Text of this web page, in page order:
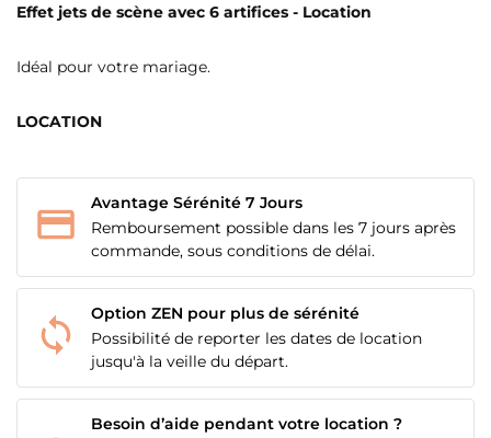
Effet jets de scène avec 6 artifices - Location
Idéal pour votre mariage.
LOCATION
Avantage Sérénité 7 Jours
Remboursement possible dans les 7 jours après
commande, sous conditions de délai.
Option ZEN pour plus de sérénité
Possibilité de reporter les dates de location
jusqu'à la veille du départ.
Besoin d’aide pendant votre location ?